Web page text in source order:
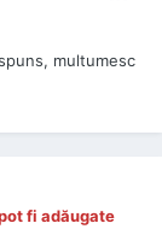
multumesc
fi adăugate